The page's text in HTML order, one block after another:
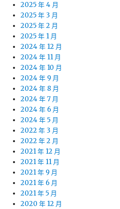
2025 年 4 月
2025 年 3 月
2025 年 2 月
2025 年 1 月
2024 年 12 月
2024 年 11 月
2024 年 10 月
2024 年 9 月
2024 年 8 月
2024 年 7 月
2024 年 6 月
2024 年 5 月
2022 年 3 月
2022 年 2 月
2021 年 12 月
2021 年 11 月
2021 年 9 月
2021 年 6 月
2021 年 5 月
2020 年 12 月